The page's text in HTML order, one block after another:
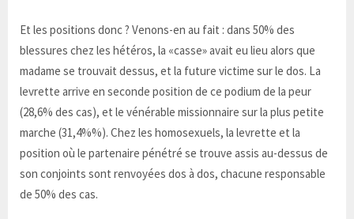
Et les positions donc ? Venons-en au fait : dans 50% des
blessures chez les hétéros, la «casse» avait eu lieu alors que
madame se trouvait dessus, et la future victime sur le dos. La
levrette arrive en seconde position de ce podium de la peur
(28,6% des cas), et le vénérable missionnaire sur la plus petite
marche (31,4%%). Chez les homosexuels, la levrette et la
position où le partenaire pénétré se trouve assis au-dessus de
son conjoints sont renvoyées dos à dos, chacune responsable
de 50% des cas.